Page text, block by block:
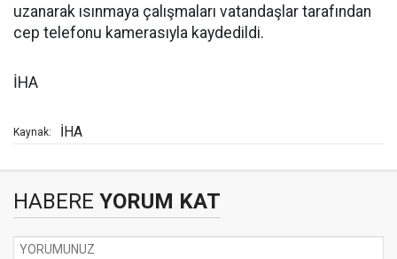
uzanarak ısınmaya çalışmaları vatandaşlar tarafından
cep telefonu kamerasıyla kaydedildi.
İHA
Kaynak: İHA
HABERE YORUM KAT